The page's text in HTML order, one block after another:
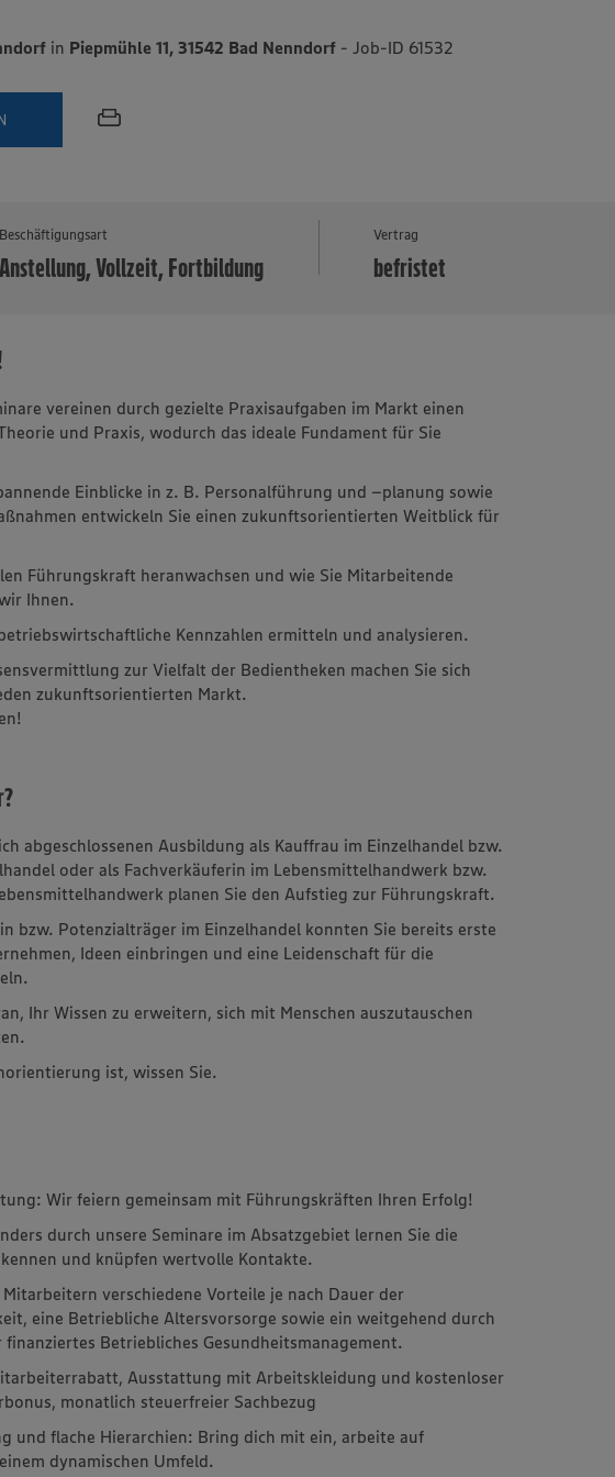
in Piepmühle 11, 31542 Bad Nenndorf - Job-ID 61532
Beschäftigungsart
Anstellung, Vollzeit, Fortbildung
Vertrag
befristet
vereinen durch gezielte Praxisaufgaben im Markt einen
und Praxis, wodurch das ideale Fundament für Sie
Einblicke in z. B. Personalführung und –planung sowie
entwickeln Sie einen zukunftsorientierten Weitblick für
Führungskraft heranwachsen und wie Sie Mitarbeitende
Ihnen.
Kennzahlen ermitteln und analysieren.
zur Vielfalt der Bedientheken machen Sie sich
zukunftsorientierten Markt.
abgeschlossenen Ausbildung als Kauffrau im Einzelhandel bzw.
oder als Fachverkäuferin im Lebensmittelhandwerk bzw.
planen Sie den Aufstieg zur Führungskraft.
bzw. Potenzialträger im Einzelhandel konnten Sie bereits erste
Ideen einbringen und eine Leidenschaft für die
Ihr Wissen zu erweitern, sich mit Menschen auszutauschen
ist, wissen Sie.
Wir feiern gemeinsam mit Führungskräften Ihren Erfolg!
durch unsere Seminare im Absatzgebiet lernen Sie die
und knüpfen wertvolle Kontakte.
verschiedene Vorteile je nach Dauer der
eine Betriebliche Altersvorsorge sowie ein weitgehend durch
Betriebliches Gesundheitsmanagement.
Ausstattung mit Arbeitskleidung und kostenloser
monatlich steuerfreier Sachbezug
und flache Hierarchien: Bring dich mit ein, arbeite auf
dynamischen Umfeld.